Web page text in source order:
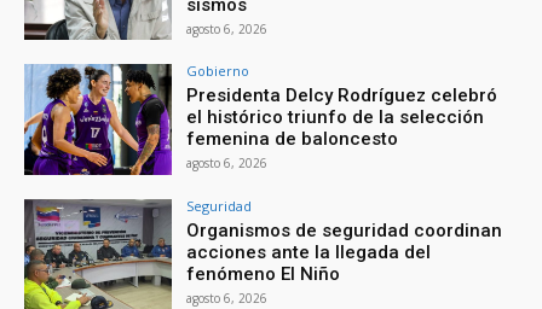
sismos
agosto 6, 2026
Gobierno
Presidenta Delcy Rodríguez celebró
el histórico triunfo de la selección
femenina de baloncesto
agosto 6, 2026
Seguridad
Organismos de seguridad coordinan
acciones ante la llegada del
fenómeno El Niño
agosto 6, 2026